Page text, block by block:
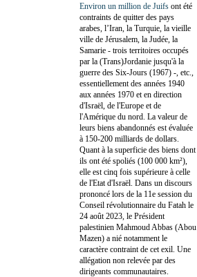
Environ un million de Juifs ont été
contraints de quitter des pays
arabes, l’Iran, la Turquie, la vieille
ville de Jérusalem, la Judée, la
Samarie - trois territoires occupés
par la (Trans)Jordanie jusqu'à la
guerre des Six-Jours (1967) -, etc.,
essentiellement des années 1940
aux années 1970 et en direction
d'Israël, de l'Europe et de
l'Amérique du nord. La valeur de
leurs biens abandonnés est évaluée
à 150-200 milliards de dollars.
Quant à la superficie des biens dont
ils ont été spoliés (100 000 km²),
elle est cinq fois supérieure à celle
de l'Etat d'Israël. Dans un discours
prononcé lors de la 11e session du
Conseil révolutionnaire du Fatah le
24 août 2023, le Président
palestinien Mahmoud Abbas (Abou
Mazen) a nié notamment le
caractère contraint de cet exil. Une
allégation non relevée par des
dirigeants communautaires.